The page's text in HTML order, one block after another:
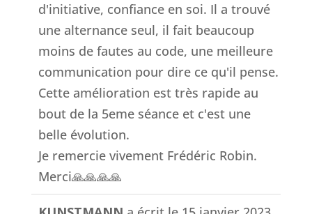
d'initiative, confiance en soi. Il a trouvé
une alternance seul, il fait beaucoup
moins de fautes au code, une meilleure
communication pour dire ce qu'il pense.
Cette amélioration est très rapide au
bout de la 5eme séance et c'est une
belle évolution.
Je remercie vivement Frédéric Robin.
Merci🙏🙏🙏🙏